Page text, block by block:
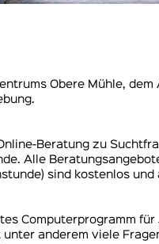
Obere Mühle,
Beratung zu
Alle
sind kostenlos und
Computerprogramm für
anderem viele